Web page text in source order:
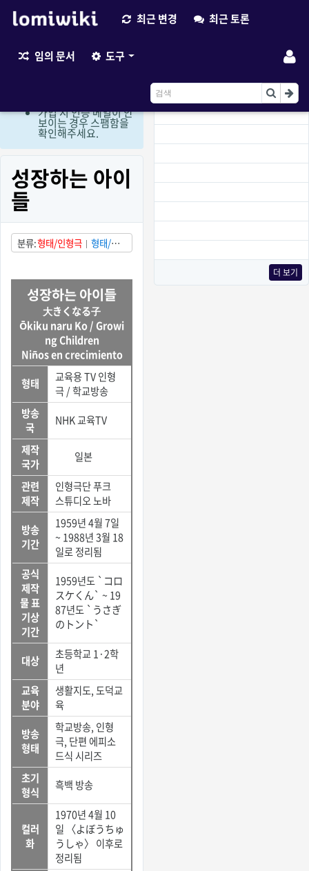
최근 변경 최근 토론
임의 문서 도구
더 보기
현재 로그인 회원만 편
집이 가능한 상태입니
가입 시 인증 메일이 안
보이는 경우 스팸함을
확인해주세요.
성장하는 아이
들
분류 형태/인형극
형태/방
송 프로그램
상태/부분적으
성장하는 아이들
大きくなる子
Ōkiku naru Ko / Growi
ng Children
Niños en crecimiento
형태
교육용 TV 인형
극 / 학교방송
방송
국
NHK 교육TV
제작
국가
일본
관련
제작
인형극단 푸크
스튜디오 노바
방송
기간
1959년 4월 7일
~ 1988년 3월 18
일로 정리됨
공식
제작
물 표
기상
기간
1959년도 `コロ
スケくん` ~ 19
87년도 `うさぎ
のトント`
대상
초등학교 1·2학
년
교육
분야
생활지도, 도덕교
육
방송
형태
학교방송, 인형
극, 단편 에피소
드식 시리즈
초기
형식
흑백 방송
컬러
화
1970년 4월 10
일 〈よぼうちゅ
うしゃ〉 이후로
정리됨